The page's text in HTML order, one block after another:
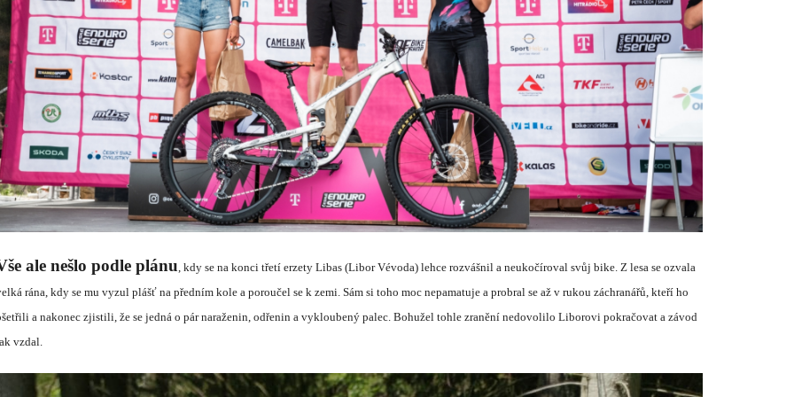
ale nešlo podle plánu , kdy se na konci třetí erzety Libas (Libor Vévoda) lehce rozvášnil a neukočíroval svůj bike. Z lesa se ozvala
á rána, kdy se mu vyzul plášť na předním kole a poroučel se k zemi. Sám si toho moc nepamatuje a probral se až v rukou záchranářů, kteří ho
a nakonec zjistili, že se jedná o pár naraženin, odřenin a vykloubený palec. Bohužel tohle zranění nedovolilo Liborovi pokračovat a závod
vzdal.